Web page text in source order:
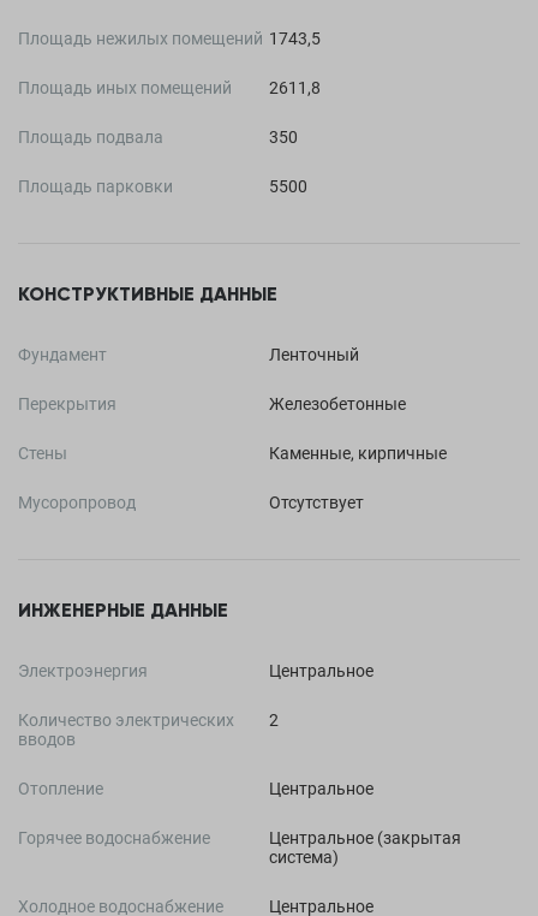
Площадь нежилых помещений 1743,5
Площадь иных помещений 2611,8
Площадь подвала 350
Площадь парковки 5500
КОНСТРУКТИВНЫЕ ДАННЫЕ
Фундамент Ленточный
Перекрытия Железобетонные
Стены Каменные, кирпичные
Мусоропровод Отсутствует
ИНЖЕНЕРНЫЕ ДАННЫЕ
Электроэнергия Центральное
Количество электрических
вводов
2
Отопление Центральное
Горячее водоснабжение
Центральное (закрытая
система)
Холодное водоснабжение Центральное